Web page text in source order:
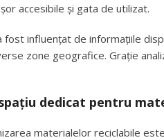
accesibile și gata de utilizat.
fost influențat de informațiile
zone geografice. Grație
dedicat pentru
materialelor reciclabile